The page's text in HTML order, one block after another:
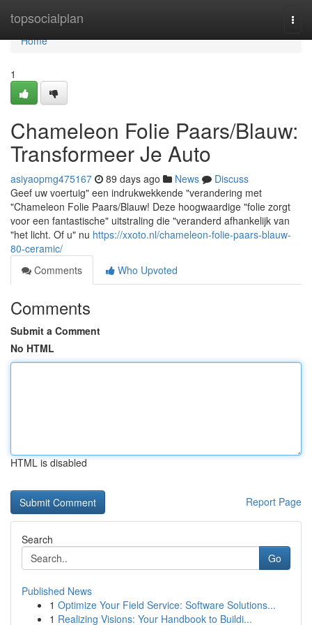
topsocialplan
Home
Home
1
Chameleon Folie Paars/Blauw:
Transformeer Je Auto
asiyaopmg475167 89 days ago News
Discuss
Geef uw voertuig" een indrukwekkende "verandering met
"Chameleon Folie Paars/Blauw! Deze hoogwaardige "folie zorgt
voor een fantastische" uitstraling die "veranderd afhankelijk van
"het licht. Of u" nu https://xxoto.nl/chameleon-folie-paars-blauw-
80-ceramic/
Comments
Who Upvoted
Comments
Submit a Comment
No HTML
HTML is disabled
Report Page
Search
Go
Published News
1 Optimize Your Field Service: Software Solutions...
1 Realizing Visions: Your Handbook to Buildi...